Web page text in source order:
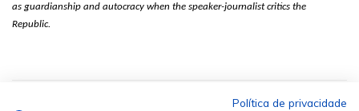
as guardianship and autocracy when the speaker-journalist critics the
Republic.
Política de privacidade